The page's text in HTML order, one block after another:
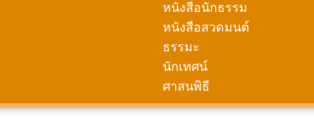
หนังสือนักธรรม
หนังสือสวดมนต์
ธรรมะ
นักเทศน์
ศาสนพิธี